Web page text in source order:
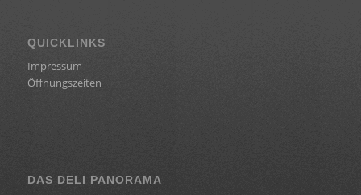
QUICKLINKS
Impressum
Öffnungszeiten
DAS DELI PANORAMA